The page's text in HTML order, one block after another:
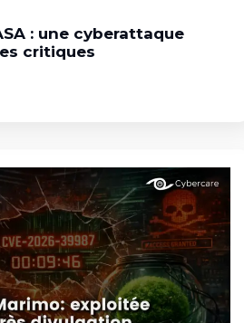
: une cyberattaque
critiques